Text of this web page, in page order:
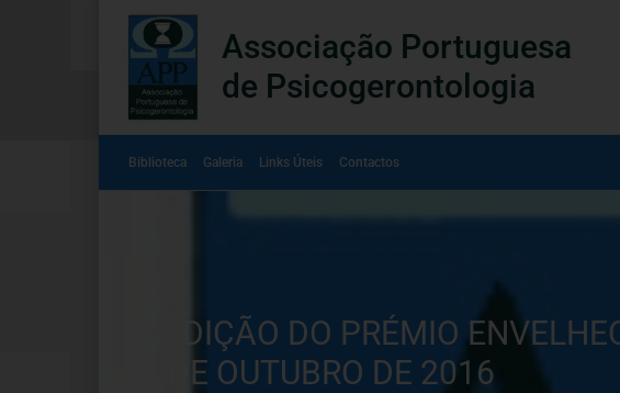
Associação Portuguesa
de Psicogerontologia
Biblioteca Galeria Links Úteis Contactos
5ª EDIÇÃO DO PRÉMIO
11 DE OUTUBRO DE 2016